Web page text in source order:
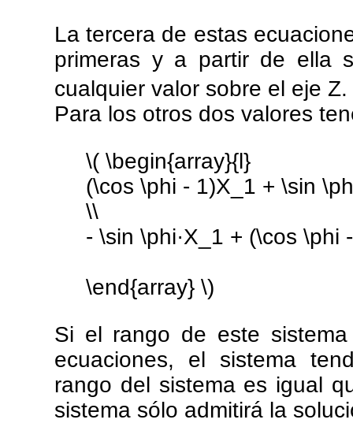
La tercera de estas
primeras y a partir de ella
cualquier valor sobre el eje Z.
Para los otros dos valores
\( \begin{array}{l}
(\cos \phi - 1)X_1 + \sin
\\
- \sin \phi·X_1 + (\cos \phi
\end{array} \)
Si el rango de este
ecuaciones, el sistema
rango del sistema es igual
sistema sólo admitirá la